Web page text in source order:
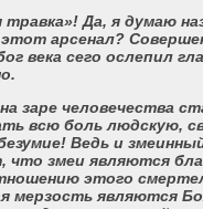
Да, я думаю
арсенал?
века сего ослепил
заре человечества
всю боль людскую,
Ведь и
что змеи являются
этого
мерзость являются